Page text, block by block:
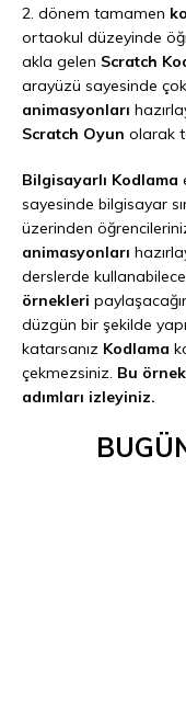
2. dönem tamamen
ortaokul düzeyinde
akla gelen Scratch
arayüzü sayesinde
animasyonları
Scratch Oyun olarak
Bilgisayarlı Kodlama
sayesinde bilgisayar
üzerinden
animasyonları
derslerde
örnekleri
düzgün bir şekilde
katarsanız Kodlama
çekmezsiniz. Bu
adımları izleyiniz.